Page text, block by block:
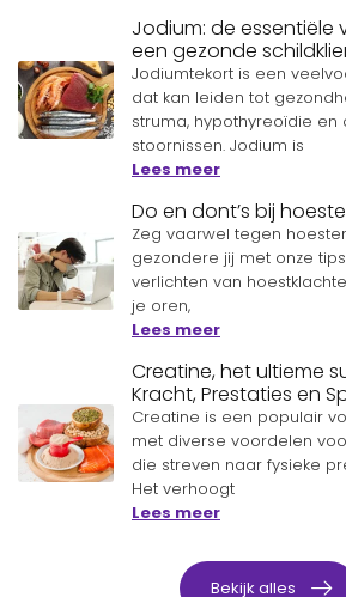
Jodium: de
een gezonde
Jodiumtekort is een
dat kan leiden tot
struma, hypothyreoïdie en
stoornissen. Jodium is
Lees meer
Do en dont’s bij
Zeg vaarwel tegen
gezondere jij met onze
verlichten van
je oren,
Lees meer
Creatine, het ultieme
Kracht, Prestaties en
Creatine is een populair
met diverse voordelen
die streven naar fysieke
Het verhoogt
Lees meer
Bekijk alles